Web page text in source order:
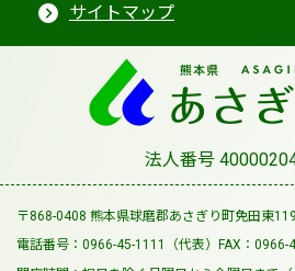
サイトマップ
法人番号
〒868-0408 熊本県球磨郡あさぎり町免田東
電話番号：0966-45-1111（代表）
FAX：0966-